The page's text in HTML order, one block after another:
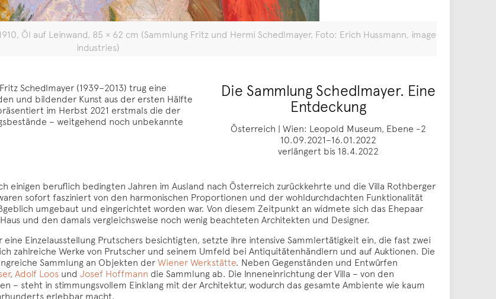
Öl auf Leinwand, 85 × 62 cm (Sammlung Fritz und Hermi Schedlmayer, Foto: Erich Hussmann, image
industries)
Schedlmayer (1939–2013) trug eine
und bildender Kunst aus der ersten Hälfte
im Herbst 2021 erstmals die der
– weitgehend noch unbekannte
Die Sammlung Schedlmayer. Eine
Entdeckung
Österreich | Wien: Leopold Museum, Ebene -2
10.09.2021–16.01.2022
verlängert bis 18.4.2022
einigen beruflich bedingten Jahren im Ausland nach Österreich zurückkehrte und die Villa Rothberger
sofort fasziniert von den harmonischen Proportionen und der wohldurchdachten Funktionalität
umgebaut und eingerichtet worden war. Von diesem Zeitpunkt an widmete sich das Ehepaar
und den damals vergleichsweise noch wenig beachteten Architekten und Designer.
Einzelausstellung Prutschers besichtigten, setzte ihre intensive Sammlertätigkeit ein, die fast zwei
zahlreiche Werke von Prutscher und seinem Umfeld bei Antiquitätenhändlern und auf Auktionen. Die
Sammlung an Objekten derWiener Werkstätte. Neben Gegenständen und Entwürfen
, Adolf Loosund Josef Hoffmann die Sammlung ab. Die Inneneinrichtung der Villa – von den
– steht in stimmungsvollem Einklang mit der Architektur, wodurch das gesamte Ambiente wie kaum
erlebbar macht.